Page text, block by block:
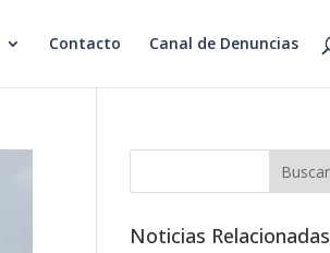
Contacto Canal de Denuncias
Noticias Relacionadas